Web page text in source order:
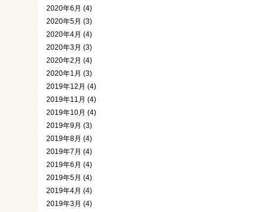
2020年6月 (4)
2020年5月 (3)
2020年4月 (4)
2020年3月 (3)
2020年2月 (4)
2020年1月 (3)
2019年12月 (4)
2019年11月 (4)
2019年10月 (4)
2019年9月 (3)
2019年8月 (4)
2019年7月 (4)
2019年6月 (4)
2019年5月 (4)
2019年4月 (4)
2019年3月 (4)